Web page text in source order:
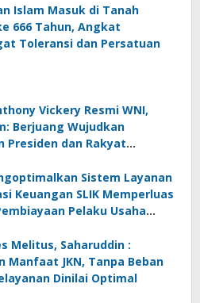
Islam Masuk di Tanah
666 Tahun, Angkat
Toleransi dan Persatuan
Vickery Resmi WNI,
Berjuang Wujudkan
Presiden dan Rakyat
Sistem Layanan
Keuangan SLIK Memperluas
Pelaku Usaha
Melitus, Saharuddin :
Manfaat JKN, Tanpa Beban
Dinilai Optimal